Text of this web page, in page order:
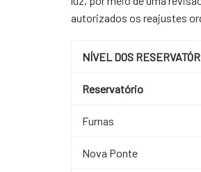
autorizados os reajustes
NÍVEL DOS
Reservatório
Furnas
Nova Ponte